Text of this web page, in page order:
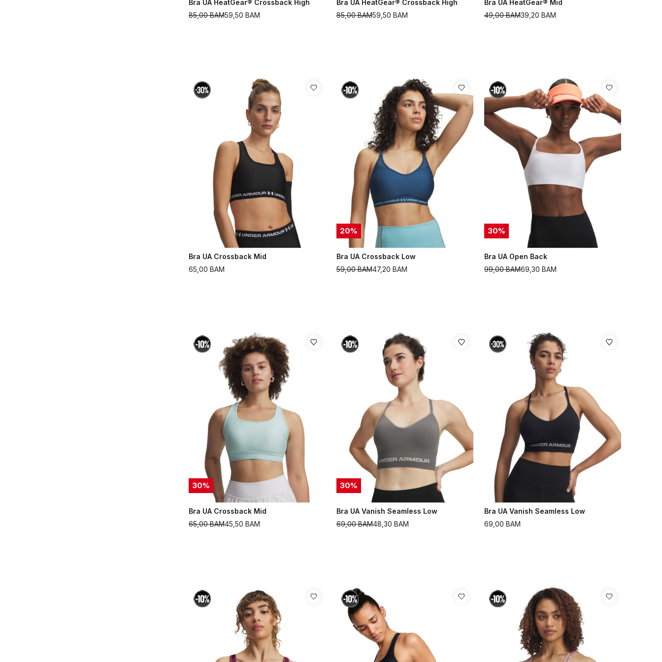
Bra UA HeatGear® Crossback High
59,50 BAM
85,00BAM
Bra UA HeatGear® Crossback High
59,50 BAM
85,00BAM
Bra UA HeatGear® Mid
39,20 BAM
49,00BAM
Bra UA Crossback Mid
65,00 BAM
20%
Bra UA Crossback Low
47,20 BAM
59,00BAM
30%
Bra UA Open Back
69,30 BAM
99,00BAM
30%
Bra UA Crossback Mid
45,50 BAM
65,00BAM
30%
Bra UA Vanish Seamless Low
48,30 BAM
69,00BAM
Bra UA Vanish Seamless Low
69,00 BAM